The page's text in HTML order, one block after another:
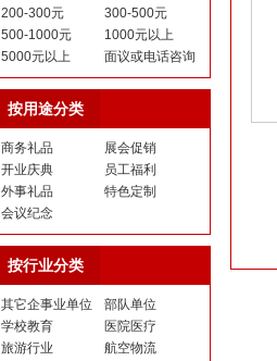
200-300元
300-500元
500-1000元
1000元以上
5000元以上
面议或电话咨询
按用途分类
商务礼品
展会促销
开业庆典
员工福利
外事礼品
特色定制
会议纪念
按行业分类
其它企事业单位
部队单位
学校教育
医院医疗
旅游行业
航空物流